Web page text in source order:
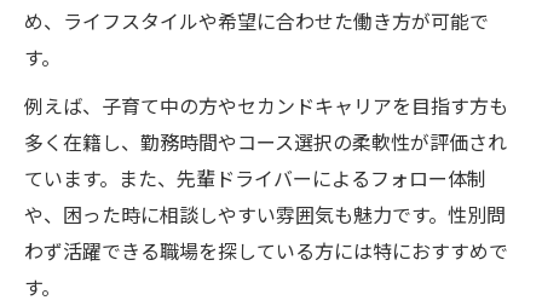
め、ライフスタイルや希望に合わせた働き方が可能で
す。
例えば、子育て中の方やセカンドキャリアを目指す方も
多く在籍し、勤務時間やコース選択の柔軟性が評価され
ています。また、先輩ドライバーによるフォロー体制
や、困った時に相談しやすい雰囲気も魅力です。性別問
わず活躍できる職場を探している方には特におすすめで
す。